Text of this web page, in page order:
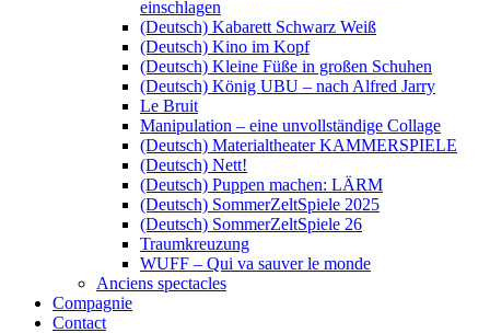
einschlagen
(Deutsch) Kabarett Schwarz Weiß
(Deutsch) Kino im Kopf
(Deutsch) Kleine Füße in großen Schuhen
(Deutsch) König UBU – nach Alfred Jarry
Le Bruit
Manipulation – eine unvollständige Collage
(Deutsch) Materialtheater KAMMERSPIELE
(Deutsch) Nett!
(Deutsch) Puppen machen: LÄRM
(Deutsch) SommerZeltSpiele 2025
(Deutsch) SommerZeltSpiele 26
Traumkreuzung
WUFF – Qui va sauver le monde
Anciens spectacles
Compagnie
Contact